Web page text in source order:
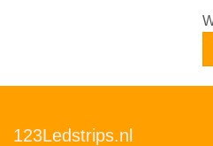
123Ledstrips.nl